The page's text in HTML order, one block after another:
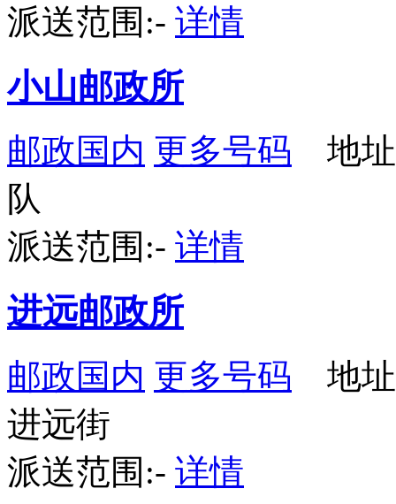
派送范围:- 详情
小山邮政所
邮政国内 更多号码 地址
队
派送范围:- 详情
进远邮政所
邮政国内 更多号码 地址
进远街
派送范围:- 详情